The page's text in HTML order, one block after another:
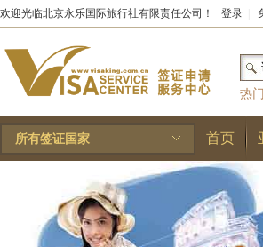
欢迎光临北京永乐国际旅行社有限责任公司！ 登录
热
和国
林
所有签证国家 首页